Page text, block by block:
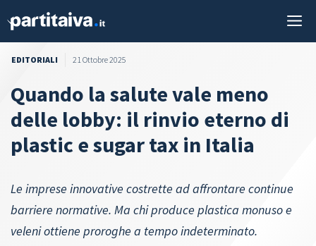
EDITORIALI 21 Ottobre 2025
Quando la salute vale meno
delle lobby: il rinvio eterno di
plastic e sugar tax in Italia
Le imprese innovative costrette ad affrontare continue
barriere normative. Ma chi produce plastica monuso e
veleni ottiene proroghe a tempo indeterminato.